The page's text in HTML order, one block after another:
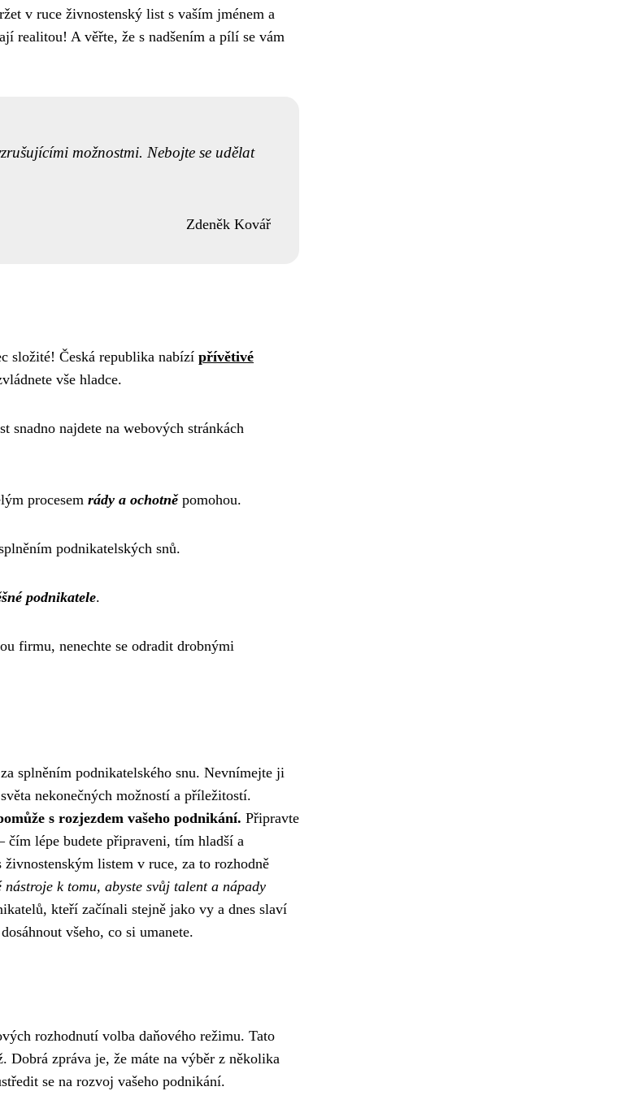
v ruce živnostenský list s vaším jménem a
realitou! A věřte, že s nadšením a pílí se vám
možnostmi. Nebojte se udělat
Zdeněk Kovář
složité! Česká republika nabízí přívětivé
vše hladce.
snadno najdete na webových stránkách
procesem rády a ochotněpomohou.
podnikatelských snů.
podnikatele.
firmu, nenechte se odradit drobnými
splněním podnikatelského snu. Nevnímejte ji
nekonečných možností a příležitostí.
s rozjezdem vašeho podnikání. Připravte
čím lépe budete připraveni, tím hladší a
listem v ruce, za to rozhodně
k tomu, abyste svůj talent a nápady
kteří začínali stejně jako vy a dnes slaví
všeho, co si umanete.
rozhodnutí volba daňového režimu. Tato
zpráva je, že máte na výběr z několika
se na rozvoj vašeho podnikání.